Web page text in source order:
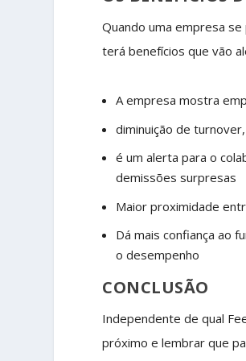
Quando uma empresa
terá benefícios que vão
A empresa mostra
diminuição de
é um alerta para o
demissões surpresas
Maior proximidade
Dá mais confiança ao
o desempenho
CONCLUSÃO
Independente de qual
próximo e lembrar que